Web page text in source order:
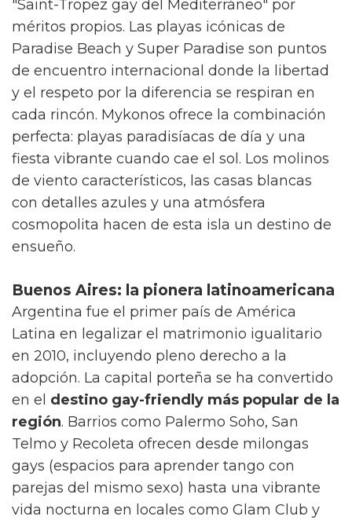
"Saint-Tropez gay del Mediterráneo" por
méritos propios. Las playas icónicas de
Paradise Beach y Super Paradise son puntos
de encuentro internacional donde la libertad
y el respeto por la diferencia se respiran en
cada rincón. Mykonos ofrece la combinación
perfecta: playas paradisíacas de día y una
fiesta vibrante cuando cae el sol. Los molinos
de viento característicos, las casas blancas
con detalles azules y una atmósfera
cosmopolita hacen de esta isla un destino de
ensueño.
Buenos Aires: la pionera latinoamericana
Argentina fue el primer país de América
Latina en legalizar el matrimonio igualitario
en 2010, incluyendo pleno derecho a la
adopción. La capital porteña se ha convertido
en el destino gay-friendly más popular de la
región. Barrios como Palermo Soho, San
Telmo y Recoleta ofrecen desde milongas
gays (espacios para aprender tango con
parejas del mismo sexo) hasta una vibrante
vida nocturna en locales como Glam Club y